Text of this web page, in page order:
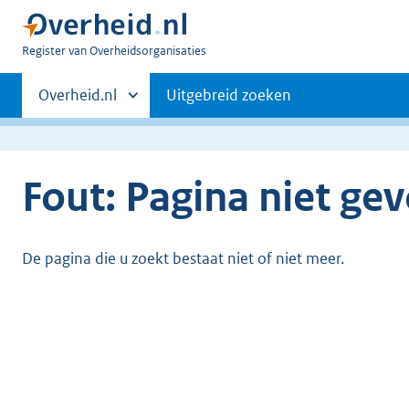
U
Register van Overheidsorganisaties
Primaire
navigatie
Andere
sites
Overheid.nl Uitgebreid zoeken
Fout: Pagina niet
De pagina die u zoekt bestaat niet of niet meer.